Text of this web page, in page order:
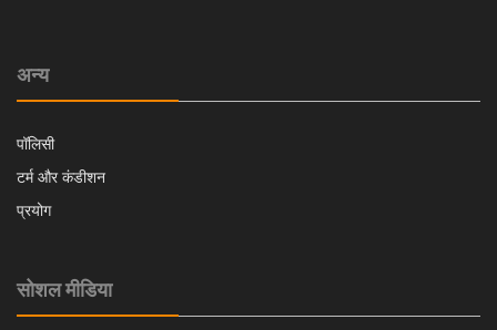
अन्य
पॉलिसी
टर्म और कंडीशन
प्रयोग
सोशल मीडिया